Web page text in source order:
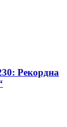
Рекордна